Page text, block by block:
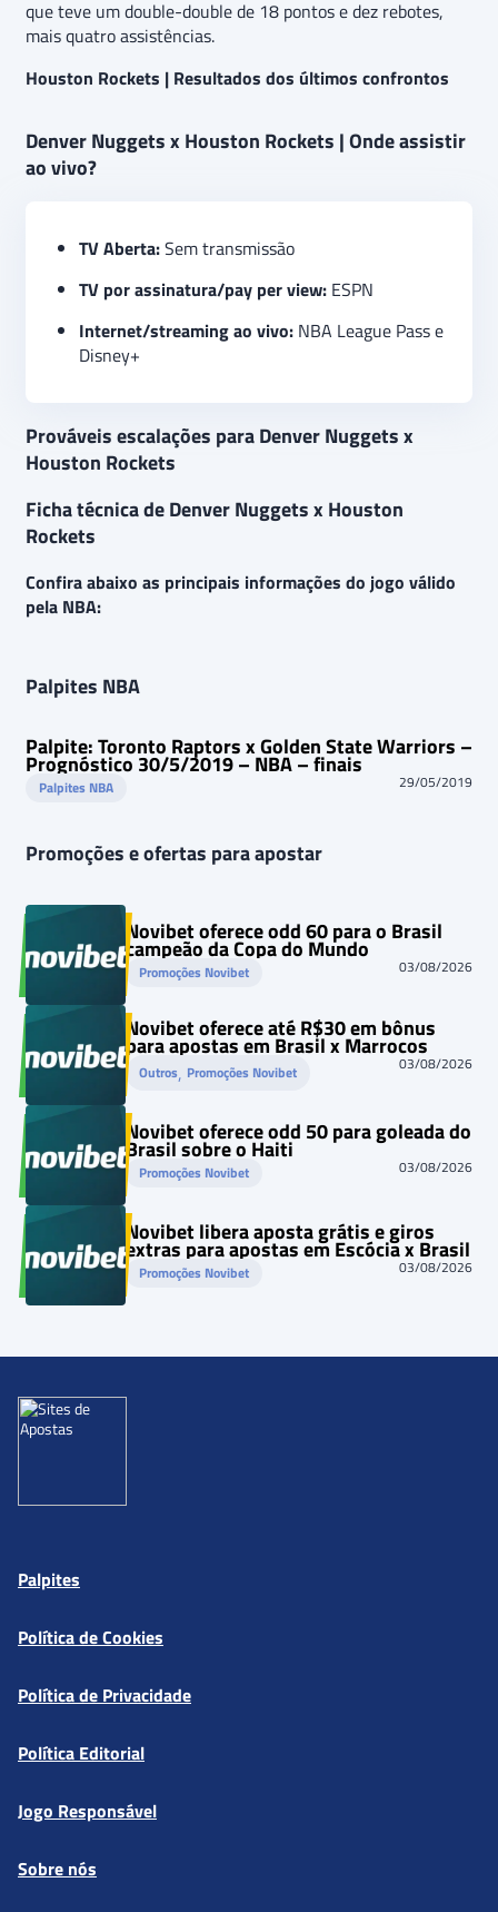
que teve um double-double de 18 pontos e dez rebotes,
mais quatro assistências.
Houston Rockets | Resultados dos últimos confrontos
Denver Nuggets x Houston Rockets | Onde assistir
ao vivo?
TV Aberta:Sem transmissão
TV por assinatura/pay per view: ESPN
Internet/streaming ao vivo: NBA League Pass e
Disney+
Prováveis escalações para Denver Nuggets x
Houston Rockets
Ficha técnica de Denver Nuggets x Houston
Rockets
Confira abaixo as principais informações do jogo válido
pela NBA:
Palpites NBA
Palpite: Toronto Raptors x Golden State Warriors –
Prognóstico 30/5/2019 – NBA – finais
Palpites NBA 29/05/2019
Promoções e ofertas para apostar
Novibet oferece odd 60 para o Brasil
campeão da Copa do Mundo
Promoções Novibet 03/08/2026
Novibet oferece até R$30 em bônus
para apostas em Brasil x Marrocos
Outros, Promoções Novibet 03/08/2026
Novibet oferece odd 50 para goleada do
Brasil sobre o Haiti
Promoções Novibet 03/08/2026
Novibet libera aposta grátis e giros
extras para apostas em Escócia x Brasil
Promoções Novibet 03/08/2026
Palpites
Política de Cookies
Política de Privacidade
Política Editorial
Jogo Responsável
Sobre nós